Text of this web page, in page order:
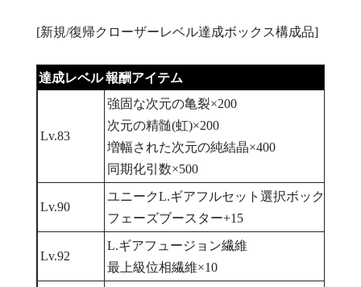
[新規/復帰クローザーレベル達成ボックス構成品]
達成レベル報酬アイテム
Lv.83
強固な次元の亀裂×200
次元の精髄(虹)×200
増幅された次元の純結晶×400
同期化引数×500
Lv.90
ユニークL.ギアフルセット選択ボックス(30
フェーズブースター+15
Lv.92
L.ギアフュージョン繊維
最上級位相繊維×10